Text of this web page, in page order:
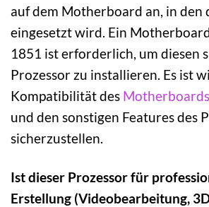
auf dem Motherboard an, in den
eingesetzt wird. Ein
1851 ist erforderlich, um diesen
Prozessor zu installieren. Es ist
Kompatibilität des Motherboards
und den sonstigen Features des
sicherzustellen.
Ist dieser Prozessor für
Erstellung (Videobearbeitung,